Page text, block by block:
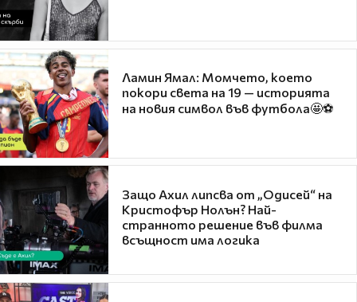
Ламин Ямал: Момчето, което
покори света на 19 — историята
на новия символ във футбола🤩⚽
Защо Ахил липсва от „Одисей“ на
Кристофър Нолън? Най-
странното решение във филма
всъщност има логика